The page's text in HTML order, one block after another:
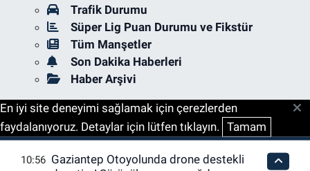
Trafik Durumu
Süper Lig Puan Durumu ve Fikstür
Tüm Manşetler
Son Dakika Haberleri
Haber Arşivi
En iyi site deneyimi sağlamak için çerezlerden
faydalanıyoruz. Detaylar için lütfen tıklayın. Tamam
10:56 Gaziantep Otoyolunda drone destekli